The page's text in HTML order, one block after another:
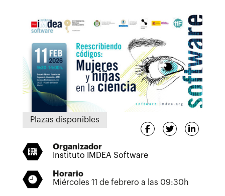
Plazas disponibles
Organizador
Instituto IMDEA Software
Horario
Miércoles 11 de febrero a las 09:30h